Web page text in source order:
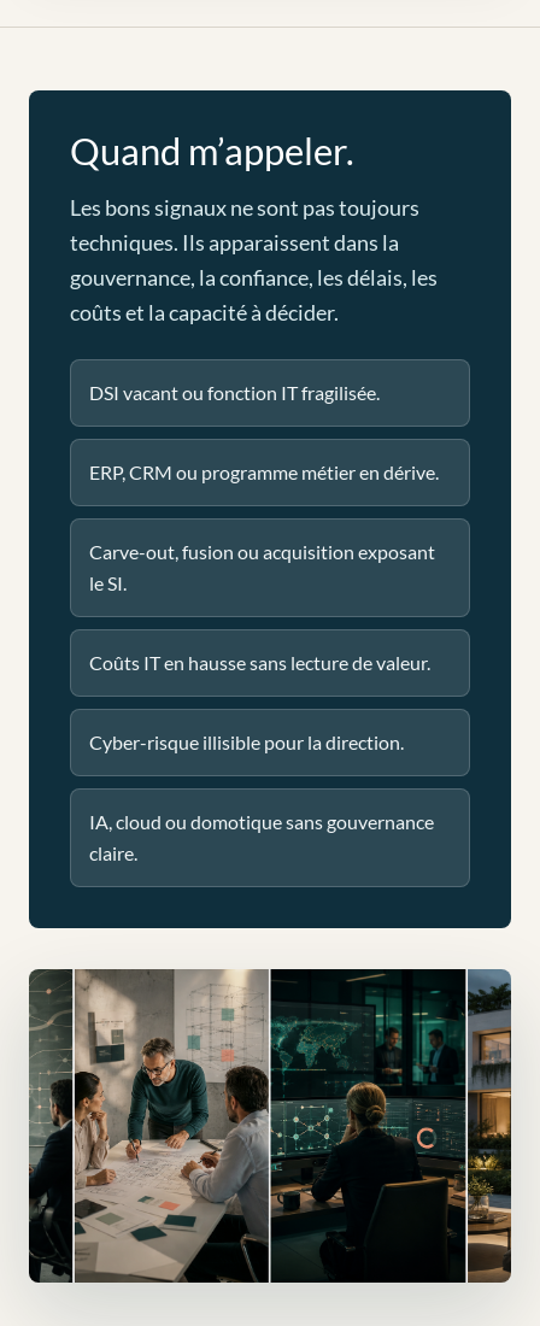
Quand m’appeler.
Les bons signaux ne sont pas toujours
techniques. Ils apparaissent dans la
gouvernance, la confiance, les délais, les
coûts et la capacité à décider.
DSI vacant ou fonction IT fragilisée.
ERP, CRM ou programme métier en dérive.
Carve-out, fusion ou acquisition exposant
le SI.
Coûts IT en hausse sans lecture de valeur.
Cyber-risque illisible pour la direction.
IA, cloud ou domotique sans gouvernance
claire.